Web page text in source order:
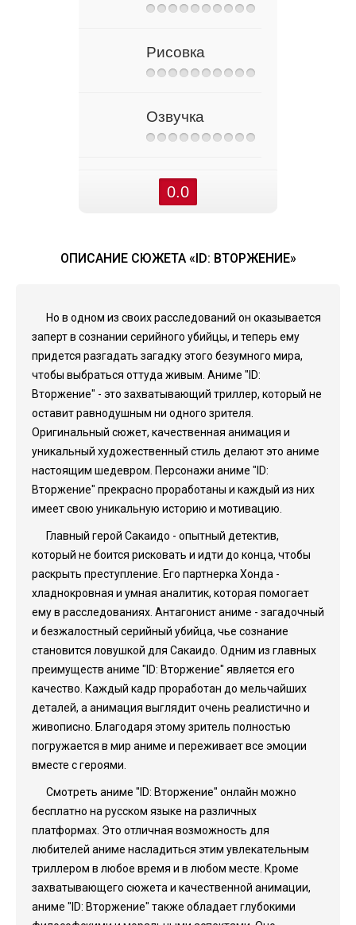
Рисовка
Озвучка
0.0
ОПИСАНИЕ СЮЖЕТА «ID: ВТОРЖЕНИЕ»
Но в одном из своих расследований он оказывается
заперт в сознании серийного убийцы, и теперь ему
придется разгадать загадку этого безумного мира,
чтобы выбраться оттуда живым. Аниме "ID:
Вторжение" - это захватывающий триллер, который не
оставит равнодушным ни одного зрителя.
Оригинальный сюжет, качественная анимация и
уникальный художественный стиль делают это аниме
настоящим шедевром. Персонажи аниме "ID:
Вторжение" прекрасно проработаны и каждый из них
имеет свою уникальную историю и мотивацию.
Главный герой Сакаидо - опытный детектив,
который не боится рисковать и идти до конца, чтобы
раскрыть преступление. Его партнерка Хонда -
хладнокровная и умная аналитик, которая помогает
ему в расследованиях. Антагонист аниме - загадочный
и безжалостный серийный убийца, чье сознание
становится ловушкой для Сакаидо. Одним из главных
преимуществ аниме "ID: Вторжение" является его
качество. Каждый кадр проработан до мельчайших
деталей, а анимация выглядит очень реалистично и
живописно. Благодаря этому зритель полностью
погружается в мир аниме и переживает все эмоции
вместе с героями.
Смотреть аниме "ID: Вторжение" онлайн можно
бесплатно на русском языке на различных
платформах. Это отличная возможность для
любителей аниме насладиться этим увлекательным
триллером в любое время и в любом месте. Кроме
захватывающего сюжета и качественной анимации,
аниме "ID: Вторжение" также обладает глубокими